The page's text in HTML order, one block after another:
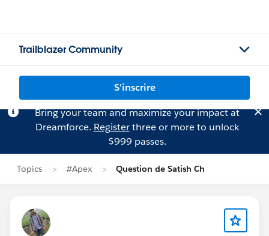
Trailblazer Community
S'inscrire
Bring your team and maximize your impact at
Dreamforce. Registerthree or more to unlock
$999 passes.
Topics #Apex Question de Satish Ch